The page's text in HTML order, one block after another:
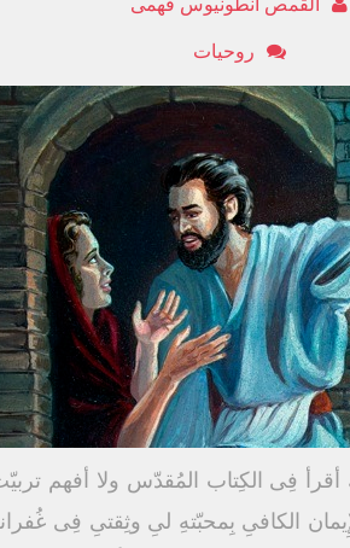
القمص انطونيوس فهمى
روحيات
فِى الكِتاب المُقدّس ولا أفهم
الكافىِ بِمحبّتهِ لىِ وثِقتىِ فِى